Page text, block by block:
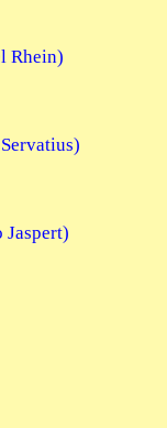
Rhein)
Jaspert)